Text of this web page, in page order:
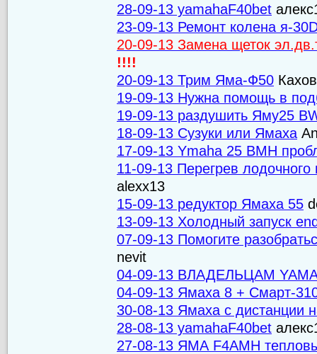
28-09-13 yamahaF40bet
23-09-13 Ремонт колена я-
20-09-13 Замена щеток
!!!!
20-09-13 Трим Яма-Ф50
19-09-13 Нужна помощь в
19-09-13 раздушить Яму25
18-09-13 Cузуки или Ямаха
17-09-13 Ymaha 25 BMH
11-09-13 Перегрев
alexx13
15-09-13 редуктор Ямаха 55
13-09-13 Холодный запуск
07-09-13 Помогите
nevit
04-09-13 ВЛАДЕЛЬЦАМ
04-09-13 Ямаха 8 + Смарт-
30-08-13 Ямаха с дистанции
28-08-13 yamahaF40bet
27-08-13 ЯМА F4AMH